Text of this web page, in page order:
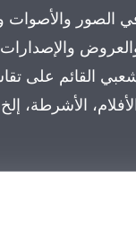
الصور والأصوات
القائم على
الأشرطة،